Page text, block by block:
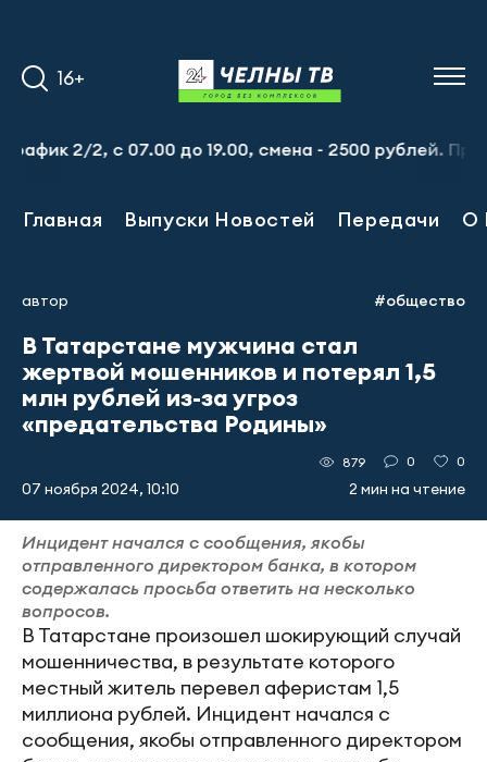
16+
2/2, с 07.00 до 19.00, смена - 2500 рублей. Пр-т
Главная Выпуски Новостей Передачи О
автор #общество
В Татарстане мужчина стал
жертвой мошенников и потерял 1,5
млн рублей из-за угроз
«предательства Родины»
07 ноября 2024, 10:10
879 0 0
2 мин на чтение
Инцидент начался с сообщения, якобы
отправленного директором банка, в котором
содержалась просьба ответить на несколько
вопросов.
В Татарстане произошел шокирующий случай
мошенничества, в результате которого
местный житель перевел аферистам 1,5
миллиона рублей. Инцидент начался с
сообщения, якобы отправленного директором